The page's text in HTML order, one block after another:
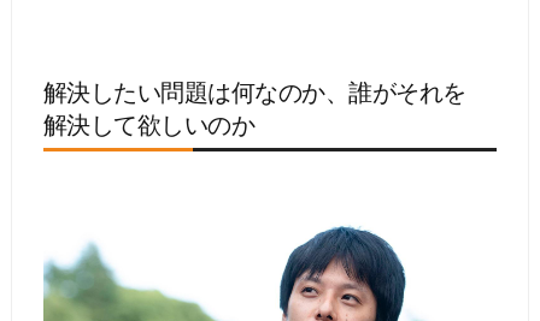
解決したい問題は何なのか、誰がそれを
解決して欲しいのか